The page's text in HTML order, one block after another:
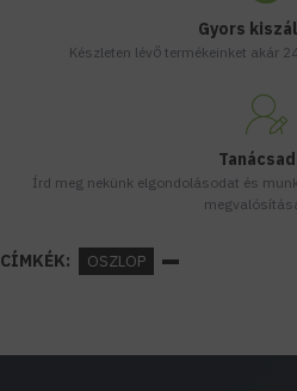
Gyors
Készleten lévő termékeinket akár
Írd meg nekünk elgondolásodat és
CÍMKÉK: OSZLOP